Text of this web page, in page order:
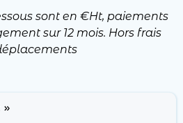
sont en €Ht, paiements
sur 12 mois. Hors frais
»